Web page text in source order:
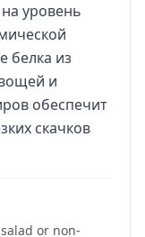
уровень
белка из
и
обеспечит
скачков
or non-